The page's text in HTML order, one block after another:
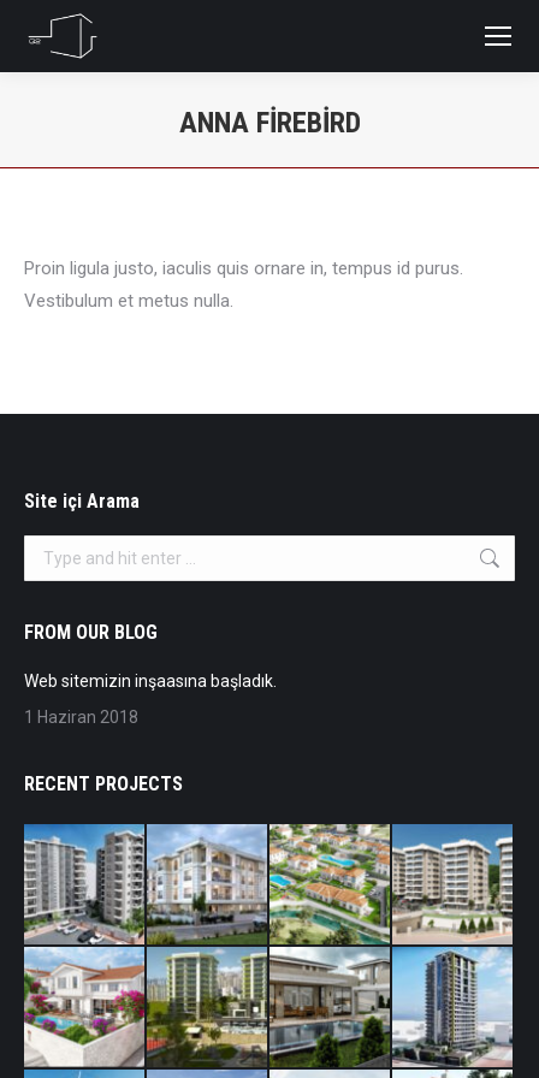
ANNA FIREBIRD
Proin ligula justo, iaculis quis ornare in, tempus id purus.
Vestibulum et metus nulla.
Site içi Arama
Search:
FROM OUR BLOG
Web sitemizin inşaasına başladık.
1 Haziran 2018
RECENT PROJECTS